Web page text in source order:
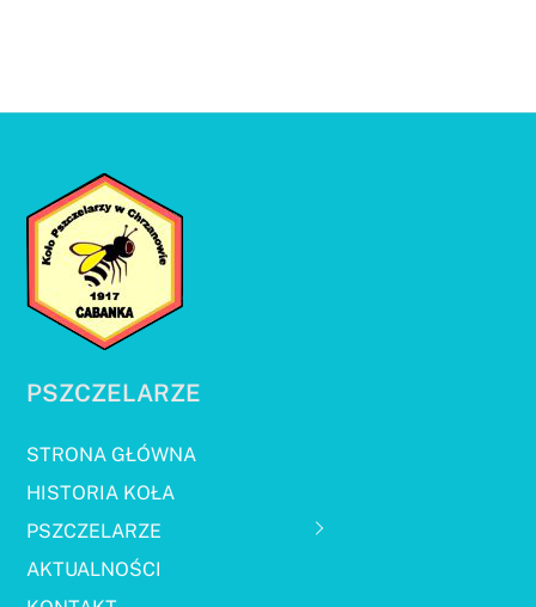
PSZCZELARZE
STRONA GŁÓWNA
HISTORIA KOŁA
PSZCZELARZE
AKTUALNOŚCI